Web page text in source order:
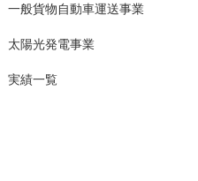
一般貨物自動車運送事業
太陽光発電事業
実績一覧